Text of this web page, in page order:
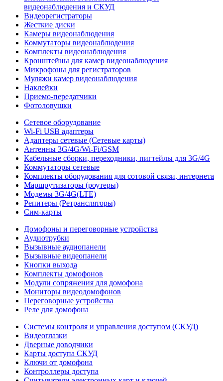
видеонаблюдения и СКУД
Видеорегистраторы
Жесткие диски
Камеры видеонаблюдения
Коммутаторы видеонаблюдения
Комплекты видеонаблюдения
Кронштейны для камер видеонаблюдения
Микрофоны для регистраторов
Муляжи камер видеонаблюдения
Наклейки
Приемо-передатчики
Фотоловушки
Сетевое оборудование
Wi-Fi USB адаптеры
Адаптеры сетевые (Сетевые карты)
Антенны 3G/4G/Wi-Fi/GSM
Кабельные сборки, переходники, пигтейлы для 3G/4G
Коммутаторы сетевые
Комплекты оборудования для сотовой связи, интернета
Маршрутизаторы (роутеры)
Модемы 3G/4G(LTE)
Репитеры (Ретрансляторы)
Сим-карты
Домофоны и переговорные устройства
Аудиотрубки
Вызывные аудиопанели
Вызывные видеопанели
Кнопки выхода
Комплекты домофонов
Модули сопряжения для домофона
Мониторы видеодомофонов
Переговорные устройства
Реле для домофона
Системы контроля и управления доступом (СКУД)
Видеоглазки
Дверные доводчики
Карты доступа СКУД
Ключи от домофона
Контроллеры доступа